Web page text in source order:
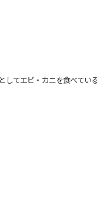
てエビ・カニを食べている